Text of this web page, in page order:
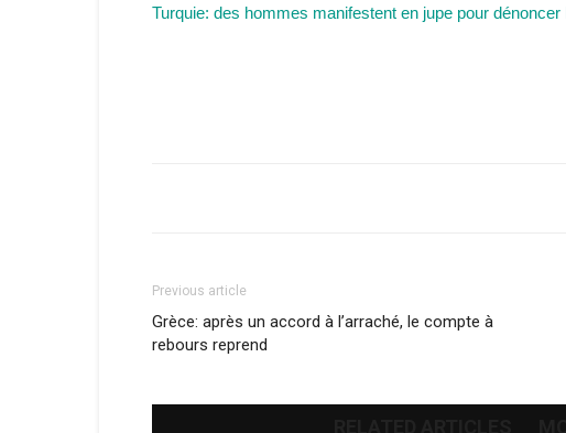
Turquie: des hommes manifestent en jupe pour
Previous article
Grèce: après un accord à l’arraché, le compte à
rebours reprend